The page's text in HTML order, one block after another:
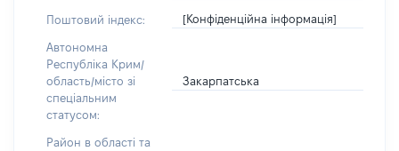
Поштовий індекс: [Конфіденційна інформація]
Автономна
Республіка Крим/
область/місто зі
спеціальним
статусом:
Закарпатська
Район в області та